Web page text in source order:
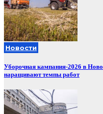
Новости
Уборочная кампания‑2026 в
наращивают темпы работ